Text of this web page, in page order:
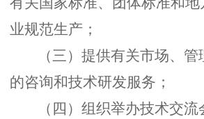
业规范生产；
（三）提供有关市场、
的咨询和技术研发服务；
（四）组织举办技术交